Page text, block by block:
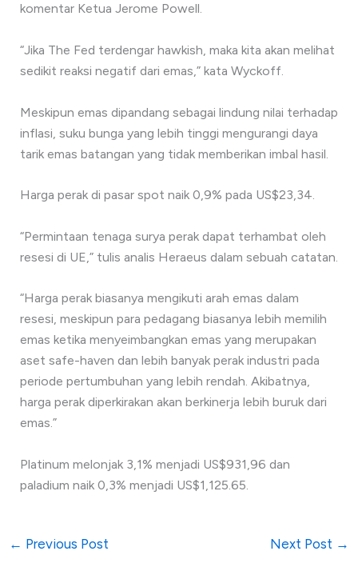
komentar Ketua Jerome Powell.
“Jika The Fed terdengar hawkish, maka kita akan melihat
sedikit reaksi negatif dari emas,” kata Wyckoff.
Meskipun emas dipandang sebagai lindung nilai terhadap
inflasi, suku bunga yang lebih tinggi mengurangi daya
tarik emas batangan yang tidak memberikan imbal hasil.
Harga perak di pasar spot naik 0,9% pada US$23,34.
“Permintaan tenaga surya perak dapat terhambat oleh
resesi di UE,” tulis analis Heraeus dalam sebuah catatan.
“Harga perak biasanya mengikuti arah emas dalam
resesi, meskipun para pedagang biasanya lebih memilih
emas ketika menyeimbangkan emas yang merupakan
aset safe-haven dan lebih banyak perak industri pada
periode pertumbuhan yang lebih rendah. Akibatnya,
harga perak diperkirakan akan berkinerja lebih buruk dari
emas.”
Platinum melonjak 3,1% menjadi US$931,96 dan
paladium naik 0,3% menjadi US$1,125.65.
← Previous Post Next Post →